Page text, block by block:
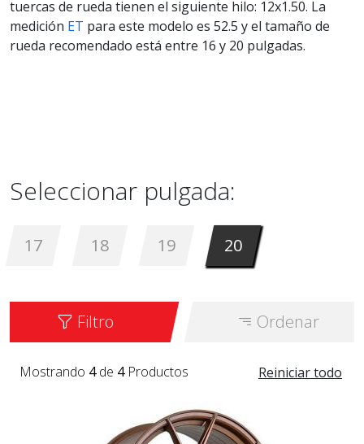
tuercas de rueda tienen el siguiente hilo: 12x1.50. La
medición ET para este modelo es 52.5 y el tamaño de
rueda recomendado está entre 16 y 20 pulgadas.
Seleccionar pulgada:
17 18 19 20
Filtro Ordenar
Reiniciar todo
Mostrando 4de 4Productos